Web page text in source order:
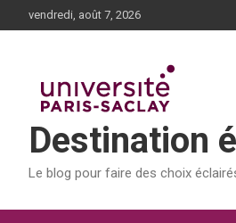
au
vendredi, août 7, 2026
Destination
Le blog pour faire des choix